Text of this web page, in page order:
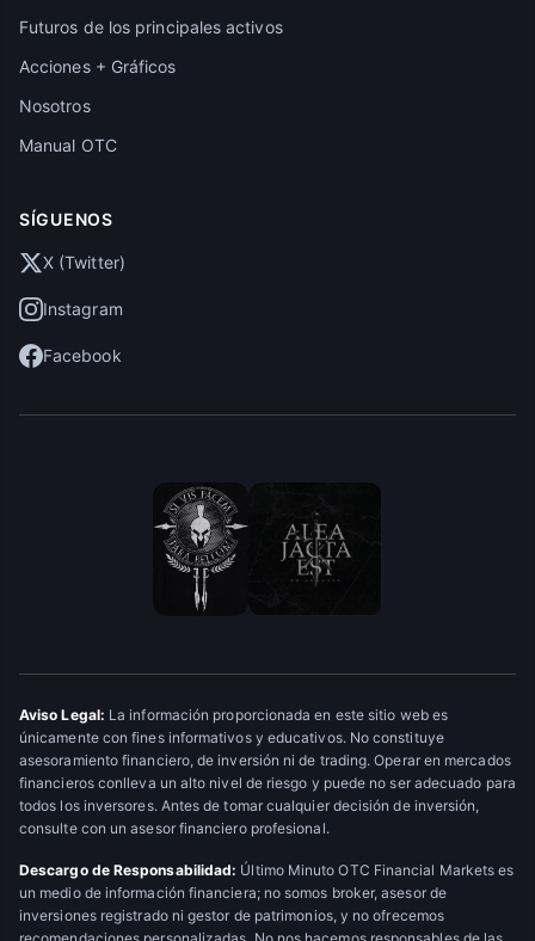
Futuros de los principales activos
Acciones + Gráficos
Nosotros
Manual OTC
SÍGUENOS
X (Twitter)
Instagram
Facebook
Aviso Legal: La información proporcionada en este sitio web es
únicamente con fines informativos y educativos. No constituye
asesoramiento financiero, de inversión ni de trading. Operar en mercados
financieros conlleva un alto nivel de riesgo y puede no ser adecuado para
todos los inversores. Antes de tomar cualquier decisión de inversión,
consulte con un asesor financiero profesional.
Descargo de Responsabilidad: Último Minuto OTC Financial Markets es
un medio de información financiera; no somos broker, asesor de
inversiones registrado ni gestor de patrimonios, y no ofrecemos